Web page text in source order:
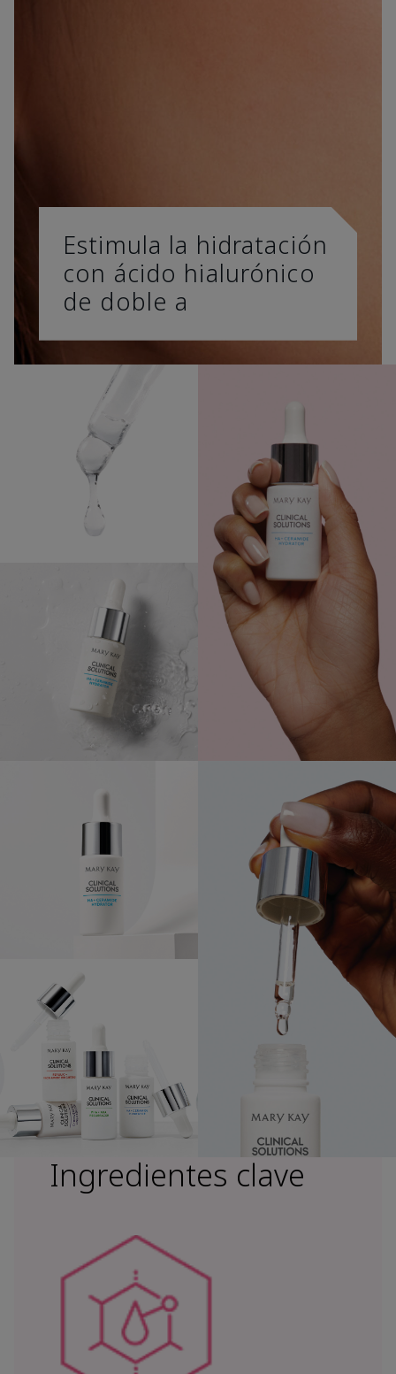
Estimula la hidratación
con ácido hialurónico
de doble a
Ingredientes clave